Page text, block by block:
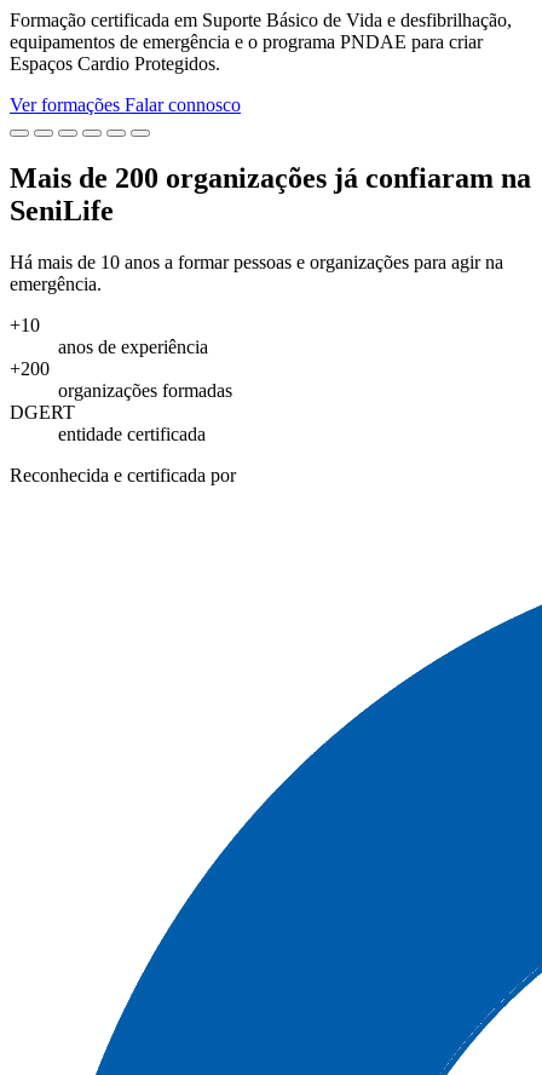
Formação certificada em Suporte Básico de Vida e desfibrilhação,
equipamentos de emergência e o programa PNDAE para criar
Espaços Cardio Protegidos.
Ver formações Falar connosco
Mais de 200 organizações já confiaram na
SeniLife
Há mais de 10 anos a formar pessoas e organizações para agir na
emergência.
+10
anos de experiência
+200
organizações formadas
DGERT
entidade certificada
Reconhecida e certificada por